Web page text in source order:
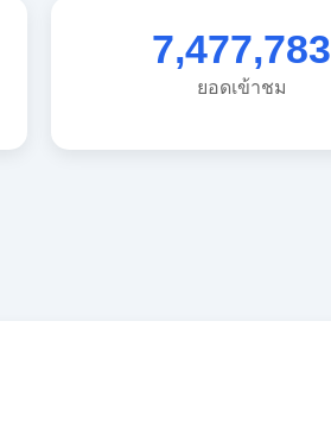
7,477,783
ยอดเข้าชม